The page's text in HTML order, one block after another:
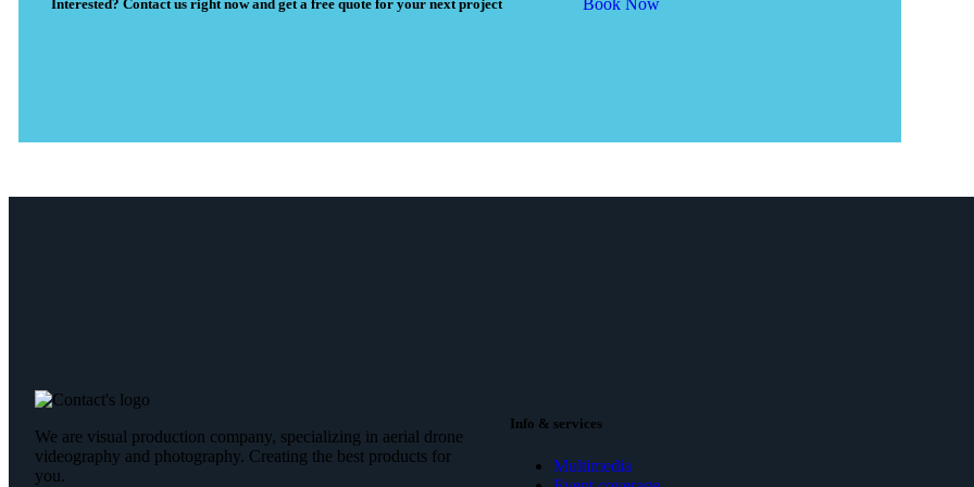
Interested? Contact us right now and get a free quote for your next project​ Book Now
We are visual production company, specializing in aerial drone
videography and photography. Creating the best products for
you.
Info & services
Multimedia